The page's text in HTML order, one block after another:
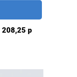
208,25 р